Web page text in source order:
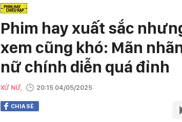
Phim hay xuất sắc
xem cũng khó: Mãn
nữ chính diễn quá đỉnh
XỬ NỮ, 20:15 04/05/2025
CHIA SẺ